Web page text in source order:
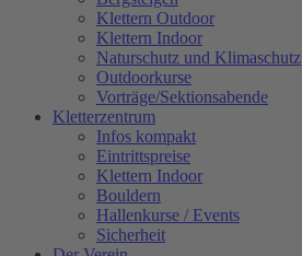
Klettern Outdoor
Klettern Indoor
Naturschutz und Klimaschutz
Outdoorkurse
Vorträge/Sektionsabende
Kletterzentrum
Infos kompakt
Eintrittspreise
Klettern Indoor
Bouldern
Hallenkurse / Events
Sicherheit